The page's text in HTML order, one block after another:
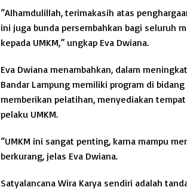
“Alhamdulillah, terimakasih atas
ini juga bunda persembahkan bagi seluruh
kepada UMKM,” ungkap Eva Dwiana.
Eva Dwiana menambahkan, dalam
Bandar Lampung memiliki program di
memberikan pelatihan, menyediakan
pelaku UMKM.
“UMKM ini sangat penting, karna mampu
berkurang, jelas Eva Dwiana.
Satyalancana Wira Karya sendiri adalah